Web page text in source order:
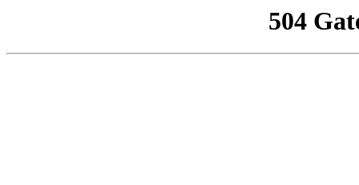
504